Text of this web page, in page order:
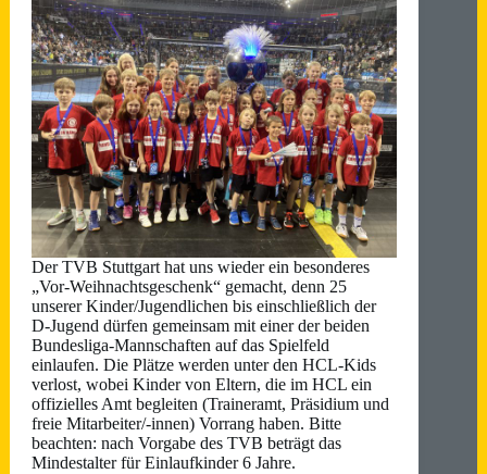
Der TVB Stuttgart hat uns wieder ein besonderes
„Vor-Weihnachtsgeschenk“ gemacht, denn 25
unserer Kinder/Jugendlichen bis einschließlich der
D-Jugend dürfen gemeinsam mit einer der beiden
Bundesliga-Mannschaften auf das Spielfeld
einlaufen. Die Plätze werden unter den HCL-Kids
verlost, wobei Kinder von Eltern, die im HCL ein
offizielles Amt begleiten (Traineramt, Präsidium und
freie Mitarbeiter/-innen) Vorrang haben. Bitte
beachten: nach Vorgabe des TVB beträgt das
Mindestalter für Einlaufkinder 6 Jahre.